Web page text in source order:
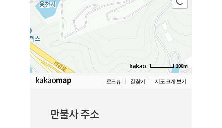
100m
로드뷰 길찾기 지도 크게 보기
만불사 주소